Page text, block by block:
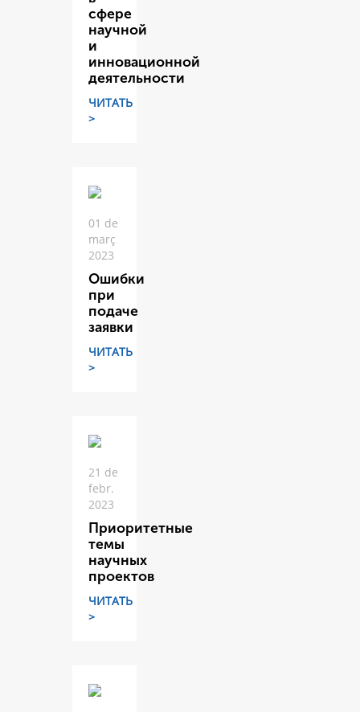
сфере
научной
и
инновационной
деятельности
ЧИТАТЬ
>
01 de
març
2023
Ошибки
при
подаче
заявки
ЧИТАТЬ
>
21 de
febr.
2023
Приоритетные
темы
научных
проектов
ЧИТАТЬ
>